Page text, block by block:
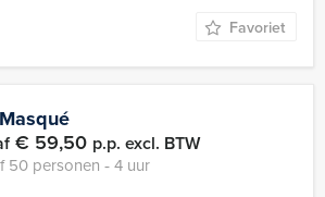
Favoriet
€ 59,50 p.p. excl. BTW
50 personen ‐ 4 uur